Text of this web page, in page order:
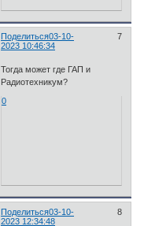
Поделиться 7
03-10-
2023 10:46:34
Тогда может где ГАП и
Радиотехникум?
0
Поделиться 8
03-10-
2023 12:34:48